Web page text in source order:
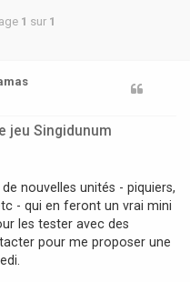
1 sur 1
jeu Singidunum
nouvelles unités - piquiers,
- qui en feront un vrai mini
les tester avec des
pour me proposer une